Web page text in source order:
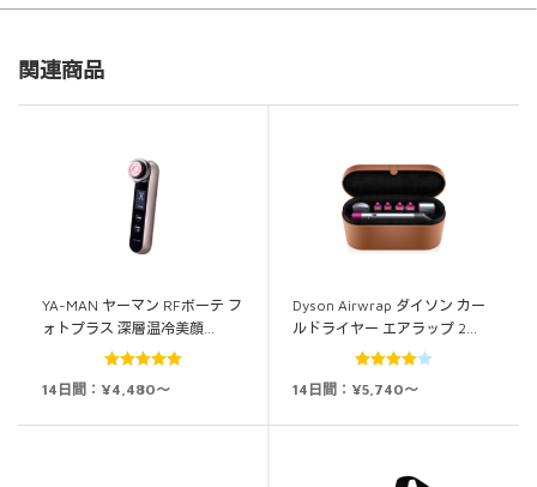
関連商品
YA-MAN ヤーマン RFボーテ フ
ォトプラス 深層温冷美顔…
14日間：¥4,480～
Dyson Airwrap ダイソン カー
ルドライヤー エアラップ 2…
価
14日間：¥5,740～